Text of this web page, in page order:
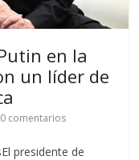
en la
un líder de
0 comentarios
presidente de